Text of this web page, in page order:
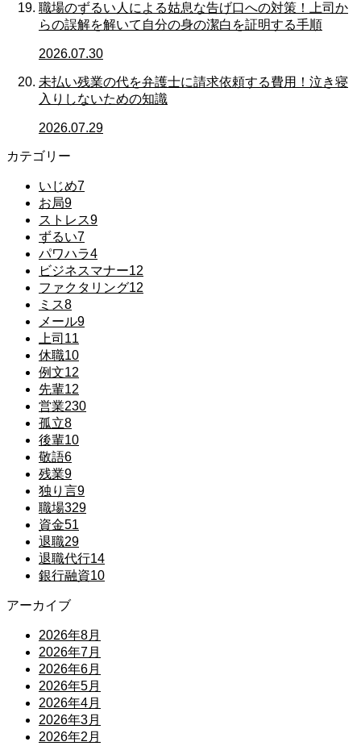
職場のずるい人による姑息な告げ口への対策！上司か
らの誤解を解いて自分の身の潔白を証明する手順
2026.07.30
未払い残業の代を弁護士に請求依頼する費用！泣き寝
入りしないための知識
2026.07.29
カテゴリー
いじめ7
お局9
ストレス9
ずるい7
パワハラ4
ビジネスマナー12
ファクタリング12
ミス8
メール9
上司 11
休職10
例文12
先輩12
営業230
孤立8
後輩10
敬語6
残業9
独り言9
職場329
資金51
退職29
退職代行14
銀行融資10
アーカイブ
2026年8月
2026年7月
2026年6月
2026年5月
2026年4月
2026年3月
2026年2月